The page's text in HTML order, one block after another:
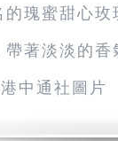
瑰蜜甜心
帶著淡淡的
中通社圖片